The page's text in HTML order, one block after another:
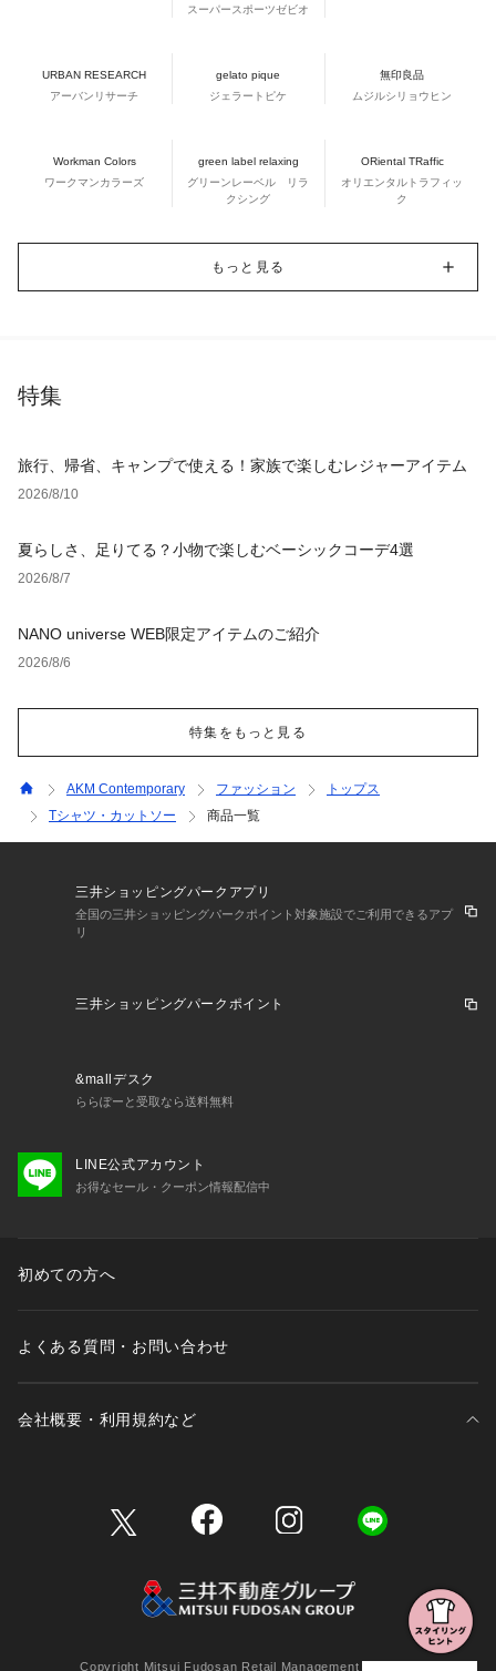
スーパースポーツゼビオ
URBAN RESEARCH
アーバンリサーチ
gelato pique
ジェラートピケ
無印良品
ムジルシリョウヒン
Workman Colors
ワークマンカラーズ
green label relaxing
グリーンレーベル リラ
クシング
ORiental TRaffic
オリエンタルトラフィッ
ク
もっと見る
特集
旅行、帰省、キャンプで使える！家族で楽しむレジャーアイテム
2026/8/10
夏らしさ、足りてる？小物で楽しむベーシックコーデ4選
2026/8/7
NANO universe WEB限定アイテムのご紹介
2026/8/6
特集をもっと見る
AKM Contemporary ファッション
トップス
Tシャツ・カットソー
商品一覧
三井ショッピングパークアプリ
全国の三井ショッピングパークポイント対象施設でご利用できるアプ
リ
三井ショッピングパークポイント
&mallデスク
ららぽーと受取なら送料無料
LINE公式アカウント
お得なセール・クーポン情報配信中
初めての方へ
よくある質問・お問い合わせ
会社概要・利用規約など
Copyright Mitsui Fudosan Retail Management Co., Ltd.